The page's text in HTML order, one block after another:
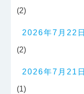
(2)
2026年7月22日
(2)
2026年7月21日
(1)